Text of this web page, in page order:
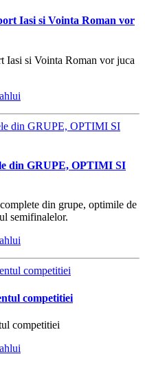
Iasi si Vointa Roman vor
si Vointa Roman vor juca
din GRUPE, OPTIMI SI
din grupe, optimile de
semifinalelor.
competitiei
competitiei